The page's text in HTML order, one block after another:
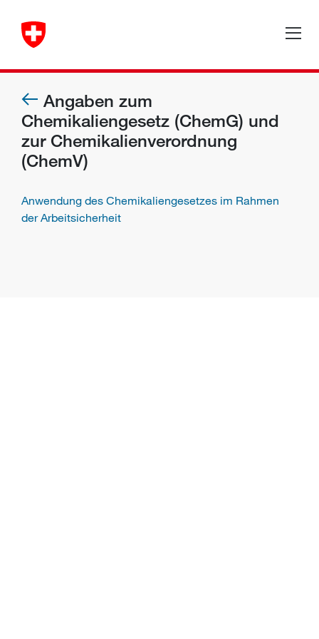
Angaben zum
Chemikaliengesetz (ChemG) und
zur Chemikalienverordnung
(ChemV)
Anwendung des Chemikaliengesetzes im Rahmen
der Arbeitsicherheit